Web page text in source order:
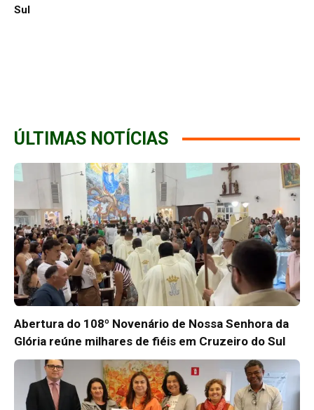
Sul
ÚLTIMAS NOTÍCIAS
Abertura do 108º Novenário de Nossa Senhora da
Glória reúne milhares de fiéis em Cruzeiro do Sul